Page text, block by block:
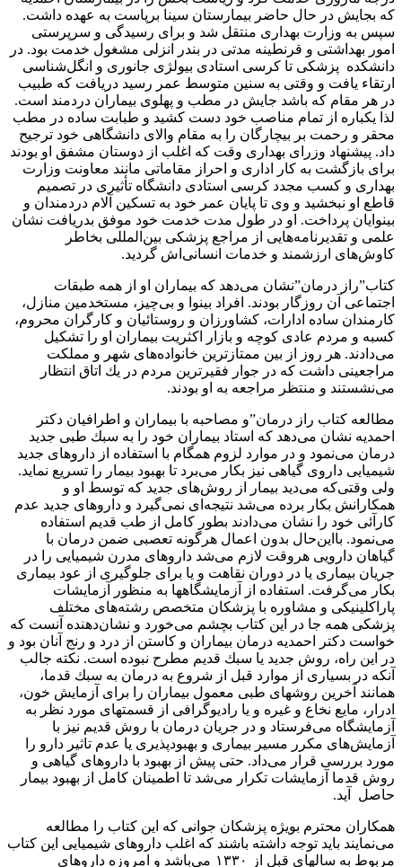
كه بجايش در حال حاضر بيمارستان سينا برپاست به عهده داشت.
سپس به وزارت بهدارى منتقل شد و براى رسيدگى و سرپرستى
امور بهداشتى و قرنطينه مدتى در بندر انزلى مشغول خدمت بود. در
دانشكده پزشكى تا كرسى استادى بيولژى جانورى و انگل‌شناسى
ارتقاء يافت و وقتى به سنين متوسط عمر رسيد دريافت كه طبيب
در هر مقام كه باشد جايش در مطب و پهلوى بيماران دردمند است.
لذا يكباره از تمام مناصب خود دست كشيد و طبابت ساده در مطب
محقر و رحمت بر بيچارگان را به مقام والاى دانشگاهى خود ترجيح
داد. پيشنهاد وزراى بهدارى وقت كه اغلب از دوستان مشفق او بودند
براى بازگشت به كار ادارى و احراز مقاماتى مانند معاونت وزارت
بهدارى و كسب مجدد كرسى استادى دانشگاه تأثيرى در تصميم
قاطع او نبخشيد و وى تا پايان عمر خود به تسكين آلام دردمندان و
بينوايان پرداخت. او در طول مدت خدمت خود موفق بدريافت نشان
علمى و تقديرنامه‌هايى از مراجع پزشكى بين‌المللى بخاطر
كاوش‌هاى ارزشمند و خدمات انسانى‌اش گرديد.
كتاب”راز درمان”نشان مى‌دهد كه بيماران او از همه طبقات
اجتماعى آن روزگار بودند. افراد بينوا و بى‌چيز، مستخدمين منازل،
كارمندان ساده ادارات، كشاورزان و روستائيان و كارگران محروم،
كسبه و مردم عادى كوچه و بازار اكثريت بيماران او را تشكيل
مى‌دادند. هر روز از بين ممتازترين خانواده‌هاى شهر و مملكت
مراجعينى داشت كه در جوار فقيرترين مردم در يك اتاق انتظار
مى‌نشستند و منتظر مراجعه به او بودند.
مطالعه كتاب راز درمان”و مصاحبه با بيماران و اطرافيان دكتر
احمديه نشان مى‌دهد كه استاد بيماران خود را به سبك طبى جديد
درمان مى‌نمود و در موارد لزوم همگام با استفاده از داروهاى جديد
شيميايى داروى گياهى نيز بكار مى‌برد تا بهبود بيمار را تسريع نمايد.
ولى وقتى‌كه مى‌ديد بيمار از روش‌هاى جديد كه توسط او و
همكارانش بكار برده مى‌شد نتيجه‌اى نمى‌گيرد و داروهاى جديد عدم
كارآئى خود را نشان مى‌دادند بطور كامل از طب قديم استفاده
مى‌نمود. بااين‌حال بدون اعمال هرگونه تعصبى ضمن درمان با
گياهان دارويى هروقت لازم مى‌شد داروهاى مدرن شيميايى را در
جريان بيمارى يا در دوران نقاهت و يا براى جلوگيرى از عود بيمارى
بكار مى‌گرفت. استفاده از آزمايشگاهها به منظور آزمايشات
پاراكلينيكى و مشاوره با پزشكان متخصص رشته‌هاى مختلف
پزشكى همه جا در اين كتاب بچشم مى‌خورد و نشان‌دهنده آنست كه
خواست دكتر احمديه درمان بيماران و كاستن از درد و رنج آنان بود و
در اين راه، روش جديد يا سبك قديم مطرح نبوده است. نكته جالب
آنكه در بسيارى از موارد قبل از شروع به درمان به سبك قدما،
همانند آخرين روشهاى طبى معمول بيماران را براى آزمايش خون،
ادرار، مايع نخاع و غيره و يا راديوگرافى از قسمتهاى مورد نظر به
آزمايشگاه مى‌فرستاد و در جريان درمان با روش قديم نيز با
آزمايش‌هاى مكرر مسير بيمارى و بهبودپذيرى يا عدم تاثير دارو را
مورد بررسى قرار مى‌داد. حتى پيش از بهبود با داروهاى گياهى و
روش قدما آزمايشات تكرار مى‌شد تا اطمينان كامل از بهبود بيمار
حاصل آيد.
همكاران محترم بويژه پزشكان جوانى كه اين كتاب را مطالعه
مى‌نمايند بايد توجه داشته باشند كه اغلب داروهاى شيميايى اين كتاب
مربوط به سالهاى قبل از ١٣٣٠ مى‌باشد و امروزه داروهاى